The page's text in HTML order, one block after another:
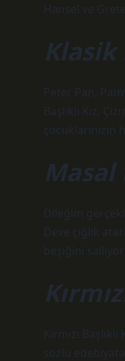
Hansel ve
Peter Pan,
Başlıklı Kız,
Dileğim
Deve çığlık
beşiğini
Kırmızı
sözlü edebiyata